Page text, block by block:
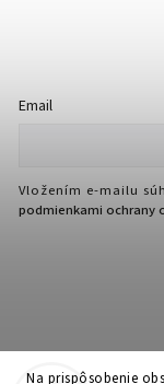
Na prispôsobenie
Email
Vložením e-mailu
podmienkami ochrany